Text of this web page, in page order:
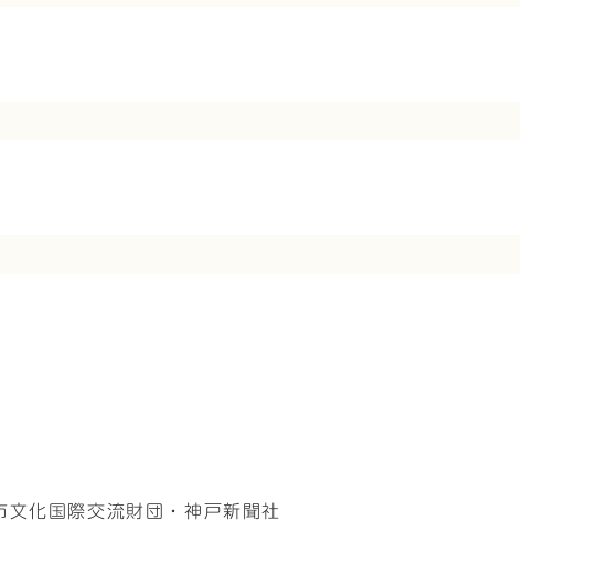
化国際交流財団・神戸新聞社